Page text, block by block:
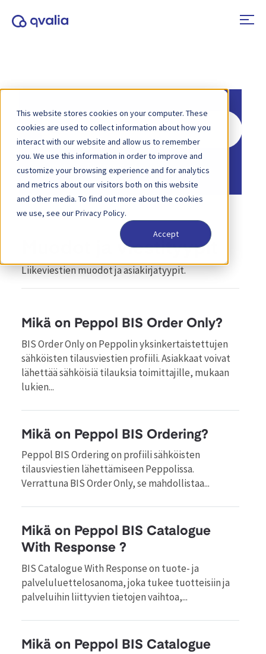
This website stores cookies on your computer. These
cookies are used to collect information about how you
interact with our website and allow us to remember
you. We use this information in order to improve and
customize your browsing experience and for analytics
and metrics about our visitors both on this website
and other media. To find out more about the cookies
we use, see our Privacy Policy.
Accept
Hae
Etusivu Tietopankki
Muodot ja viestityypit
Liikeviestien muodot ja asiakirjatyypit.
Mikä on Peppol BIS Order Only?
BIS Order Only on Peppolin yksinkertaistettujen
sähköisten tilausviestien profiili. Asiakkaat voivat
lähettää sähköisiä tilauksia toimittajille, mukaan
lukien...
Mikä on Peppol BIS Ordering?
Peppol BIS Ordering on profiili sähköisten
tilausviestien lähettämiseen Peppolissa.
Verrattuna BIS Order Only, se mahdollistaa...
Mikä on Peppol BIS Catalogue
With Response ?
BIS Catalogue With Response on tuote- ja
palveluluettelosanoma, joka tukee tuotteisiin ja
palveluihin liittyvien tietojen vaihtoa,...
Mikä on Peppol BIS Catalogue